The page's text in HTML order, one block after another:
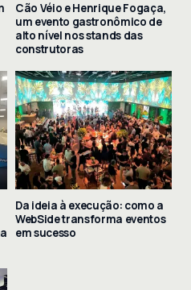
Cão Véio e Henrique Fogaça,
um evento gastronômico de
alto nível nos stands das
construtoras
Da ideia à execução: como a
WebSide transforma eventos
em sucesso